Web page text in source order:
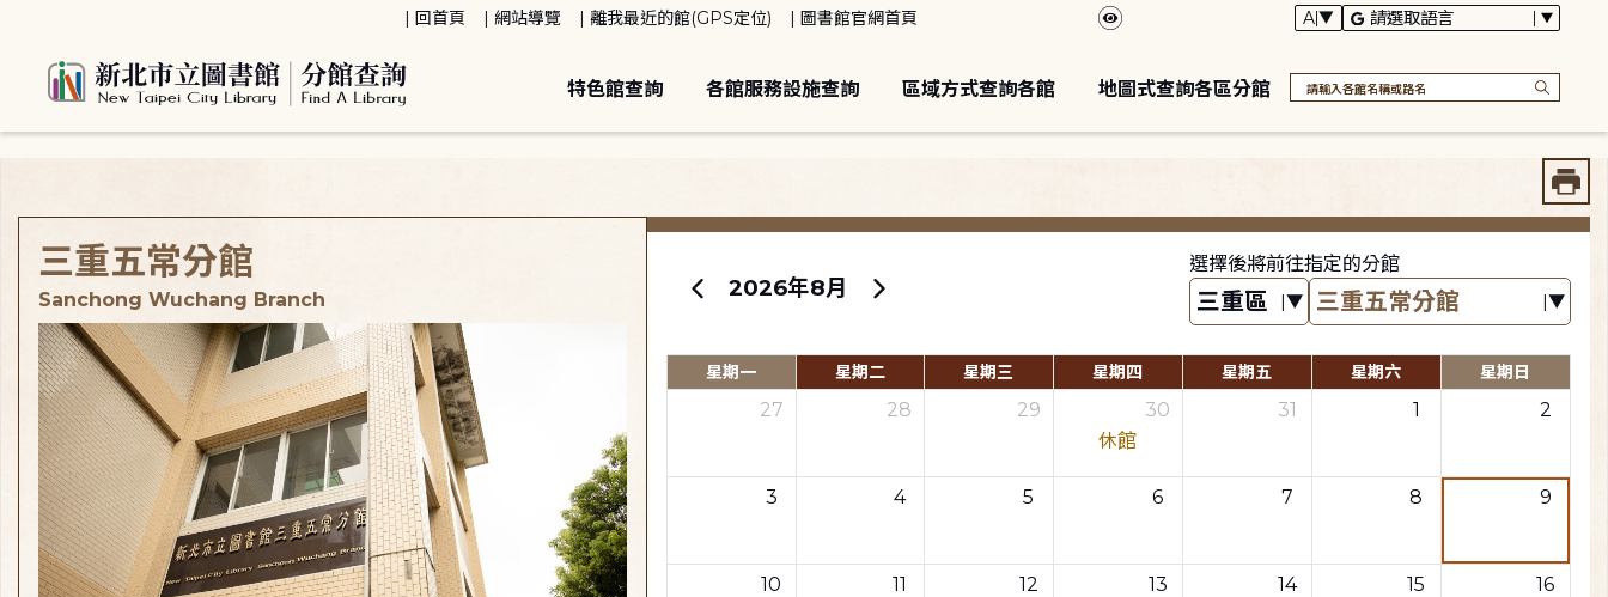
回首頁 網站導覽 離我最近的館(GPS定位) 圖書館官網首頁
特色館查詢 各館服務設施查詢 區域方式查詢各館 地圖式查詢各區分館
2026年8月
選擇後將前往指定的分館
星期一 星期二 星期三 星期四 星期五 星期六 星期日
27 28 29
30
休館
31 1 2
3 4 5 6 7 8 9
10 11 12 13 14 15 16
三重五常分館
Sanchong Wuchang Branch